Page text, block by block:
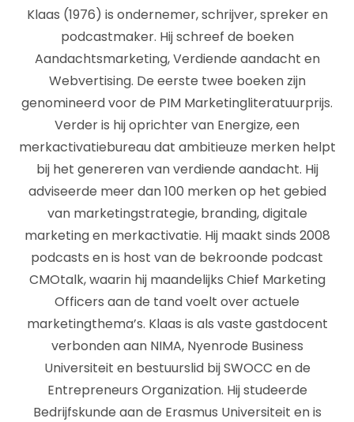
Klaas (1976) is ondernemer, schrijver, spreker en
podcastmaker. Hij schreef de boeken
Aandachtsmarketing, Verdiende aandacht en
Webvertising. De eerste twee boeken zijn
genomineerd voor de PIM Marketingliteratuurprijs.
Verder is hij oprichter van Energize, een
merkactivatiebureau dat ambitieuze merken helpt
bij het genereren van verdiende aandacht. Hij
adviseerde meer dan 100 merken op het gebied
van marketingstrategie, branding, digitale
marketing en merkactivatie. Hij maakt sinds 2008
podcasts en is host van de bekroonde podcast
CMOtalk, waarin hij maandelijks Chief Marketing
Officers aan de tand voelt over actuele
marketingthema’s. Klaas is als vaste gastdocent
verbonden aan NIMA, Nyenrode Business
Universiteit en bestuurslid bij SWOCC en de
Entrepreneurs Organization. Hij studeerde
Bedrijfskunde aan de Erasmus Universiteit en is